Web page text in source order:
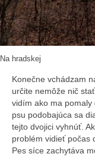
Na hradskej
Konečne vchádzam
určite nemôže nič
vidím ako ma
psu podobajúca sa
tejto dvojici vyhnúť.
problém vidieť počas
Pes síce zachytáva